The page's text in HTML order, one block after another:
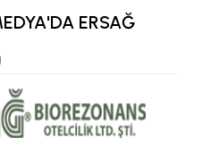
en çok
zamanla
dönüşür.
ERSAĞ